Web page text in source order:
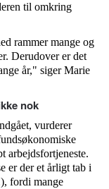
til omkring
rammer mange og
Derudover er det
år," siger Marie
nok
vurderer
arbejdsfortjeneste.
er der et årligt tab i
fordi mange